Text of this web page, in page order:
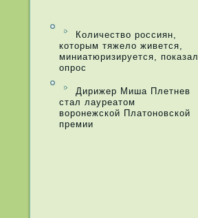
Количество россиян,
которым тяжело живется,
миниатюризируется, показал
опрос
Дирижер Миша Плетнев
стал лауреатом
воронежской Платоновской
премии